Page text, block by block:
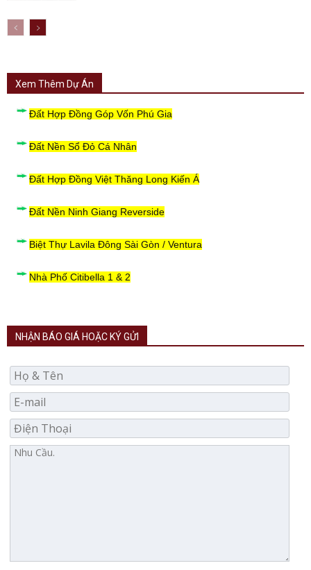
Xem Thêm Dự Án
Đất Hợp Đồng Góp Vốn Phú Gia
Đất Nền Sổ Đỏ Cá Nhân
Đất Hợp Đồng Việt Thăng Long Kiến Á
Đất Nền Ninh Giang Reverside
Biệt Thự Lavila Đông Sài Gòn / Ventura
Nhà Phố Citibella 1 & 2
NHẬN BÁO GIÁ HOẶC KÝ GỬI